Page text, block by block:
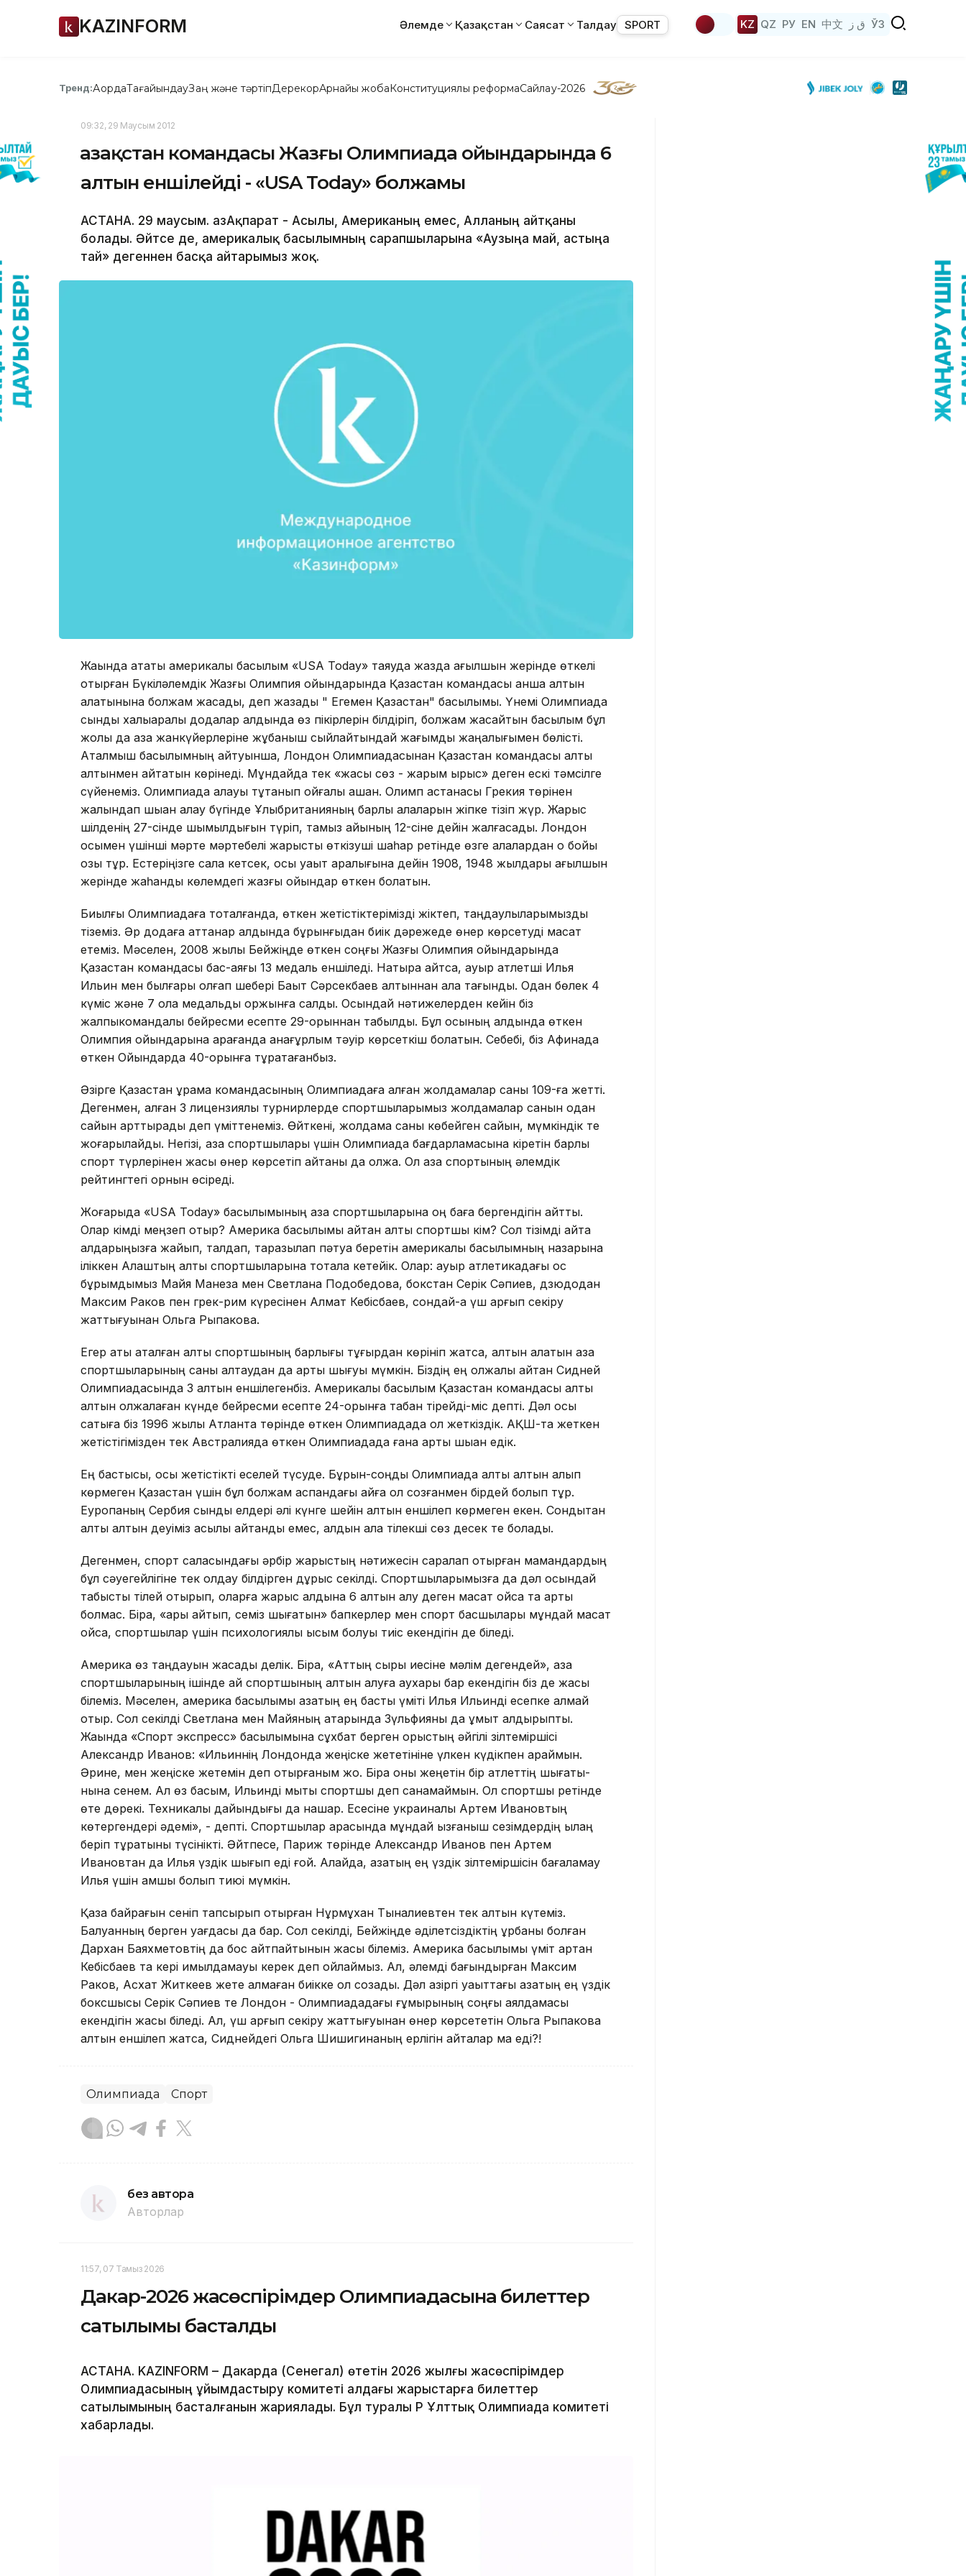
KAZINFORM Әлемде Қазақстан Саясат Талдау SPORT KZ QZ РУ EN 中文 ق ز ЎЗ
Тренд:АқордаТағайындауЗаң және тәртіпДерекқорАрнайы жобаКонституциялық реформаСайлау-2026
09:32, 29 Маусым 2012
Қазақстан командасы Жазғы Олимпиада ойындарында 6
алтын еншілейді - «USA Today» болжамы
АСТАНА. 29 маусым. ҚазАқпарат - Асылы, Американың емес, Алланың айтқаны
болады. Әйтсе де, америкалық басылымның сарапшыларына «Аузыңа май, астыңа
тай» дегеннен басқа айтарымыз жоқ.
Жақында атақты америкалық басылым «USA Today» таяуда жазда ағылшын же­рінде өткелі
отырған Бүкіләлемдік Жазғы Олимпия ойындарында Қазақстан командасы қанша алтын
алатынына болжам жасады, деп жазады " Егемен Қазақстан" басылымы. Үнемі Олимпиада
сынды халықаралық додалар алдында өз пі­кір­лерін білдіріп, болжам жасайтын басылым бұл
жолы да қазақ жанкүйерлеріне жұбаныш сыйлайтындай жағымды жаңа­лығымен бөлісті.
Аталмыш басылымның айтуынша, Лондон Олимпиадасынан Қа­зақ­стан командасы алты
алтынмен қайта­тын көрінеді. Мұндайда тек «жақсы сөз - жарым ырыс» деген ескі тәмсілге
сү­йе­неміз. Олимпиада алауы тұ­та­нып қойға­лы қашан. Олимп астанасы Грекия төрі­нен
жалындап шыққан алау бүгінде Ұлы­британияның барлық қала­ларын жіпке тізіп жүр. Жарыс
шілденің 27-сінде шы­мылдығын түріп, тамыз айы­­­ның 12-сіне дейін жалғасады. Лондон
осы­мен үшінші мәрте мәртебелі жарысты өткізуші шаһар ретінде өзге қалалардан оқ бойы
озық тұр. Естеріңізге сала кетсек, осы уақыт аралығына дейін 1908, 1948 жылдары ағылшын
жерінде жаһан­дық көлемдегі жазғы ойындар өткен болатын.
Биылғы Олимпиадаға тоқталғанда, өткен жетістіктерімізді жіктеп, таңдау­лы­ларымызды
тіземіз. Әр додаға аттанар алдында бұрынғыдан биік дәрежеде өнер көрсетуді мақсат
етеміз. Мәселен, 2008 жылы Бейжіңде өткен соңғы Жазғы Олимпия ойындарында
Қазақстан командасы бас-аяғы 13 медаль еншіледі. Нақ­тырақ айтсақ, ауыр атлетші Илья
Ильин мен былғары қолғап шебері Бақыт Сәр­сек­баев алтыннан алқа тағынды. Одан бөлек 4
күміс және 7 қола медальды қор­жынға салдық. Осындай нәтижелерден кейін біз
жалпыкомандалық бейресми есеп­те 29-орыннан табылдық. Бұл осы­ның алдында өткен
Олимпия ойындарына қарағанда анағұрлым тәуір көрсеткіш болатын. Себебі, біз Афинада
өткен Ойындарда 40-орынға тұрақтағанбыз.
Әзірге Қазақстан құрама команда­сы­ның Олимпиадаға алған жолдамалар саны 109-ға жетті.
Дегенмен, қалған 3 ли­­цен­зиялық турнирлерде спортшыларымыз жолдамалар санын одан
сайын арттырады деп үміттенеміз. Өйткені, жолдама саны көбейген сайын, мүмкіндік те
жоғарылайды. Негізі, қазақ спортшылары үшін Олимпиада бағдарламасына кіретін барлық
спорт түрлерінен жақсы өнер көр­сетіп қайтқаны да олжа. Ол қазақ спор­тының әлемдік
рейтингтегі орнын өсіреді.
Жоғарыда «USA Today» басылымы­ның қазақ спортшыларына оң баға бер­гендігін айттық.
Олар кімді меңзеп отыр? Америка басылымы айтқан алты спортшы кім? Сол тізімді қайта
алдарыңызға жайып, талдап, таразылап пәтуа беретін америкалық басылымның назарына
ілік­кен Алаштың алты спортшыларына тоқ­та­ла кетейік. Олар: ауыр атлетикадағы қос
бұрымдымыз Майя Манеза мен Све­т­лана Подобедова, бокстан Серік Сәпиев, дзюдодан
Максим Раков пен грек-рим кү­ре­сінен Алмат Кебісбаев, сондай-ақ үш қар­­­ғып секіру
жаттығуынан Ольга Рыпакова.
Егер аты аталған алты спортшының барлығы тұғырдан көрініп жатса, алтын алатын қазақ
спортшыларының саны алтаудан да артық шығуы мүмкін. Біздің ең олжалы қайтқан Сидней
Олимпиадасында 3 алтын еншілегенбіз. Америкалық басылым Қазақстан командасы алты
алтын олжалаған күнде бейресми есепте 24-ор­ын­­ға табан тірейді-міс депті. Дәл осы
саты­ға біз 1996 жылы Атланта төрінде өткен Олимпиадада қол жеткіздік. АҚШ-та жеткен
жетістігімізден тек Австралияда өткен Олимпиадада ғана артық шыққан едік.
Ең бастысы, осы жетістікті еселей түсуде. Бұрын-соңды Олимпиада алты алтын алып
көрмеген Қазақстан үшін бұл болжам аспандағы айға қол созғанмен бірдей болып тұр.
Еуропаның Сербия сынды елдері әлі күнге шейін алтын еншілеп көрмеген екен. Сондықтан
алты алтын деуіміз асылық айтқандық емес, алдын ала тілекші сөз десек те болады.
Дегенмен, спорт саласындағы әрбір жарыстың нәтижесін саралап отырған ма­мандардың
бұл сәуегейлігіне тек қолдау білдірген дұрыс секілді. Спортшы­лары­мызға да дәл осындай
табысты тілей отырып, оларға жарыс алдына 6 алтын алу де­ген мақсат қойсақ та артық
болмас. Бірақ, «арық айтып, семіз шығатын» бапкерлер мен спорт басшылары мұндай мақ­сат
қойса, спортшылар үшін психо­логиялық қысым болуы тиіс екендігін де біледі.
Америка өз таңдауын жасады делік. Бірақ, «Аттың сыры иесіне мәлім дегендей», қазақ
спортшыларының ішінде қай спортшының алтын алуға қаухары бар екендігін біз де жақсы
білеміз. Мәселен, америка басылымы қазақтың ең басты үміті Илья Ильинді есепке алмай
отыр. Сол секілді Светлана мен Майяның қата­рында Зүльфияны да ұмыт қалдырыпты.
Жақында «Спорт экспресс» басылымына сұхбат берген орыстың әйгілі зілтеміршісі
Александр Иванов: «Ильиннің Лондонда жеңіске же­те­тініне үлкен күдікпен қарай­мын.
Әри­не, мен жеңіске жетемін деп отыр­ғаным жоқ. Бірақ оны жеңетін бір атлеттің шы­ға­ты­
нына сенем. Ал өз басым, Ильинді мық­ты спортшы деп санамаймын. Ол спортшы ретінде
өте дөрекі. Техни­ка­лық дайын­дығы да нашар. Есесіне украи­на­лық Артем Ива­новтың
көтергендері әдемі», - депті. Спортшылар арасында мұндай қыз­ғаныш сезімдердің қылаң
беріп тұратыны түсінікті. Әйтпесе, Париж төрінде Александр Иванов пен Артем
Ивановтан да Илья үздік шығып еді ғой. Алайда, қа­зақтың ең үздік зілтеміршісін бағаламау
Илья үшін қамшы болып тиюі мүмкін.
Қазақ байрағын сеніп тапсырып отыр­ған Нұрмұхан Тыналиевтен тек алтын күтеміз.
Балуанның берген уағдасы да бар. Сол секілді, Бейжіңде әділетсіздіктің құрбаны болған
Дархан Баяхметовтің да бос қайтпайтынын жақсы білеміз. Америка басылымы үміт артқан
Кебіс­баев та кері қимылдамауы керек деп ойлаймыз. Ал, әлемді бағындырған Максим
Раков, Асхат Житкеев жете алмаған биікке қол созады. Дәл қазіргі уақыттағы қазақтың ең үздік
боксшысы Серік Сәпиев те Лондон - Олимпиададағы ғұмырының соңғы аялдамасы
екендігін жақсы біледі. Ал, үш қарғып секіру жаттығуынан өнер көрсе­тетін Ольга Рыпакова
алтын еншілеп жатса, Сиднейдегі Ольга Шишигинаның ер­лі­гін қайталар ма еді?!
Олимпиада Спорт
без автора
Авторлар
11:57, 07 Тамыз 2026
Дакар-2026 жасөспірімдер Олимпиадасына билеттер
сатылымы басталды
АСТАНА. KAZINFORM – Дакарда (Сенегал) өтетін 2026 жылғы жасөспірімдер
Олимпиадасының ұйымдастыру комитеті алдағы жарыстарға билеттер
сатылымының басталғанын жариялады. Бұл туралы ҚР Ұлттық Олимпиада комитеті
хабарлады.